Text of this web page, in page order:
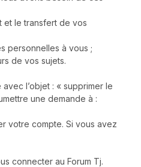
et le transfert de vos
personnelles à vous ;
de vos sujets.
l’objet : « supprimer le
une demande à :
votre compte. Si vous avez
connecter au Forum Tj.